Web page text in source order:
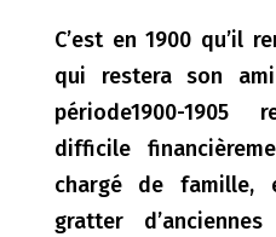
C’est en 1900 qu’il
qui restera son
période1900-
difficile
chargé de
gratter